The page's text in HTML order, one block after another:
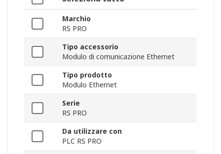
Marchio
RS PRO
Tipo accessorio
Modulo di comunicazione Ethernet
Tipo prodotto
Modulo Ethernet
Serie
RS PRO
Da utilizzare con
PLC RS PRO